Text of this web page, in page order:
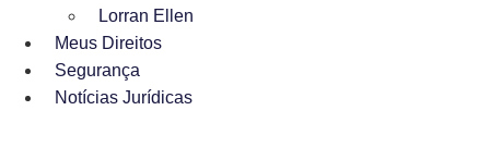
Lorran Ellen
Meus Direitos
Segurança
Notícias Jurídicas